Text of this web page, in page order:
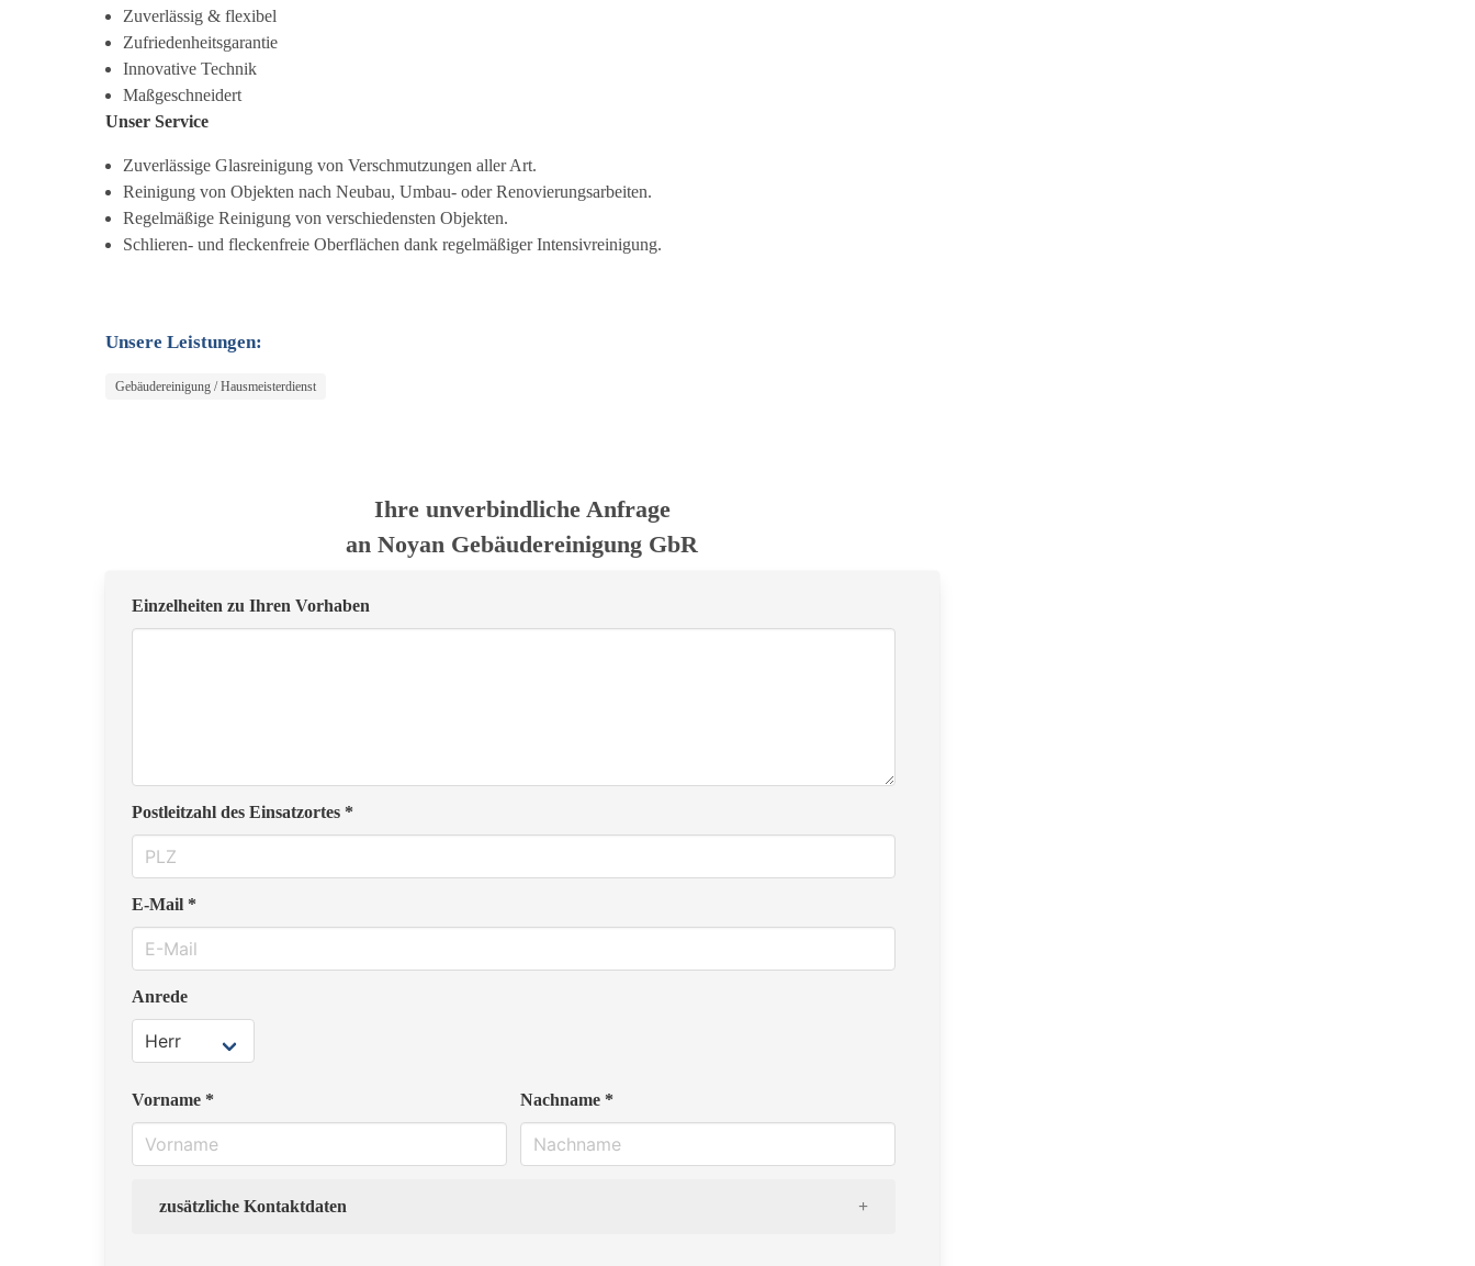
Zuverlässig & flexibel
Zufriedenheitsgarantie
Innovative Technik
Maßgeschneidert
Unser Service
Zuverlässige Glasreinigung von Verschmutzungen aller Art.
Reinigung von Objekten nach Neubau, Umbau- oder Renovierungsarbeiten.
Regelmäßige Reinigung von verschiedensten Objekten.
Schlieren- und fleckenfreie Oberflächen dank regelmäßiger Intensivreinigung.
Unsere Leistungen:
Gebäudereinigung / Hausmeisterdienst
Ihre unverbindliche Anfrage
an Noyan Gebäudereinigung GbR
Einzelheiten zu Ihren Vorhaben
Postleitzahl des Einsatzortes *
E-Mail *
Anrede
Vorname * Nachname *
zusätzliche Kontaktdaten